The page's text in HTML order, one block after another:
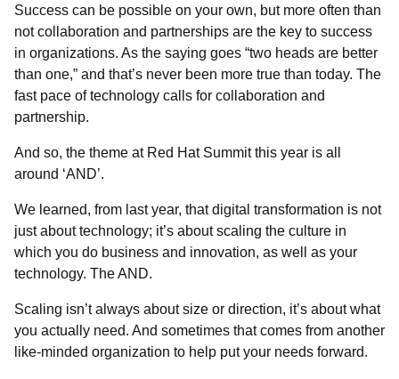
Success can be possible on your own, but more often than
not collaboration and partnerships are the key to success
in organizations. As the saying goes “two heads are better
than one,” and that’s never been more true than today. The
fast pace of technology calls for collaboration and
partnership.
And so, the theme at Red Hat Summit this year is all
around ‘AND’.
We learned, from last year, that digital transformation is not
just about technology; it’s about scaling the culture in
which you do business and innovation, as well as your
technology. The AND.
Scaling isn’t always about size or direction, it’s about what
you actually need. And sometimes that comes from another
like-minded organization to help put your needs forward.